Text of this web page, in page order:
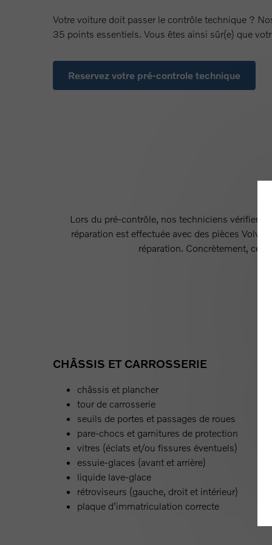
Votre voiture doit passer le contrôle technique ?
35 points essentiels. Vous êtes ainsi sûr(e) que
Reservez votre pré-controle technique
Lors du pré-contrôle, nos techniciens vérifient
réparation est effectuée avec des pièces Volvo
réparation. Concrètement,
CHÂSSIS ET CARROSSERIE
châssis et plancher
tour de carrosserie
seuils de portes et passages de roues
pare-chocs et garnitures de protection
vitres (éclats et/ou fissures éventuels)
essuie-glaces (avant et arrière)
liquide lave-glace
rétroviseurs (gauche, droit et intérieur)
plaque d’immatriculation correcte